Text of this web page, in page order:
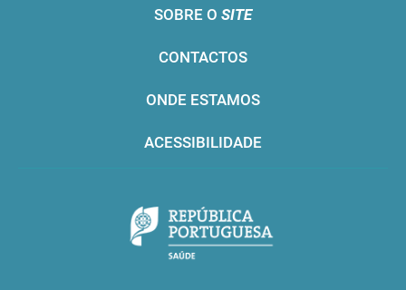
SOBRE O SITE
CONTACTOS
ONDE ESTAMOS
ACESSIBILIDADE